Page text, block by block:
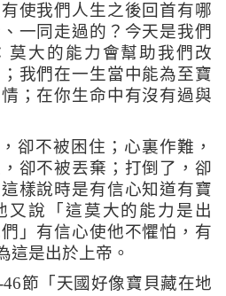
使我們人生之後回首有哪
一同走過的？今天是我們
莫大的能力會幫助我們改
我們在一生當中能為至寶
；在你生命中有沒有過與
卻不被困住；心裏作難，
卻不被丟棄；打倒了，卻
樣說時是有信心知道有寶
又說
「這莫大的能力是出
」 有信心使他不懼怕，有
這是出於上帝。
節 「 天國好像寶貝藏在地